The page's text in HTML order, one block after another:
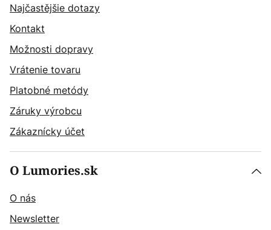
Najčastějšie dotazy
Kontakt
Možnosti dopravy
Vrátenie tovaru
Platobné metódy
Záruky výrobcu
Zákaznícky účet
O Lumories.sk
O nás
Newsletter